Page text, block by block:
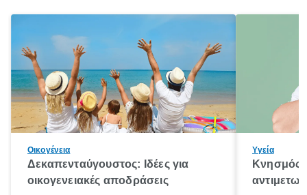
Οικογένεια
Δεκαπενταύγουστος: Ιδέες για
οικογενειακές αποδράσεις
Υγεία
Κνησμός: